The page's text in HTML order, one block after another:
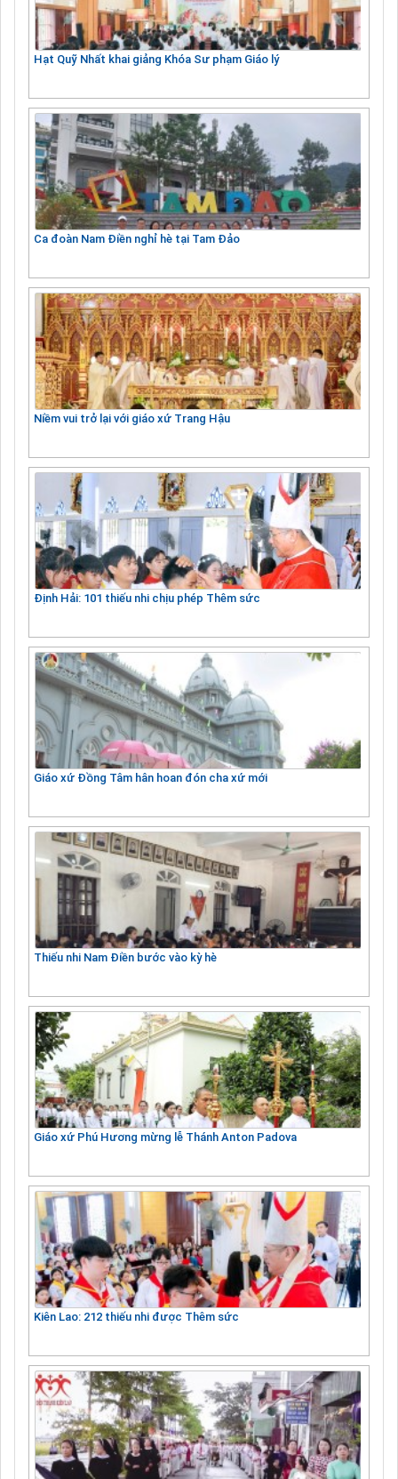
Hạt Quỹ Nhất khai giảng Khóa Sư phạm Giáo lý
Ca đoàn Nam Điền nghỉ hè tại Tam Đảo
Niềm vui trở lại với giáo xứ Trang Hậu
Định Hải: 101 thiếu nhi chịu phép Thêm sức
Giáo xứ Đồng Tâm hân hoan đón cha xứ mới
Thiếu nhi Nam Điền bước vào kỳ hè
Giáo xứ Phú Hương mừng lễ Thánh Anton Padova
Kiên Lao: 212 thiếu nhi được Thêm sức